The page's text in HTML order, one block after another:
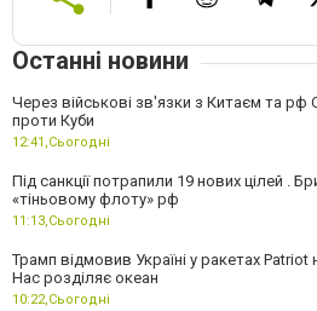
Останні новини
Через військові зв'язки з Китаєм та рф
проти Куби
12:41,Сьогодні
Під санкції потрапили 19 нових цілей .
«тіньовому флоту» рф
11:13,Сьогодні
Трамп відмовив Україні у ракетах Patriot
Нас розділяє океан
10:22,Сьогодні